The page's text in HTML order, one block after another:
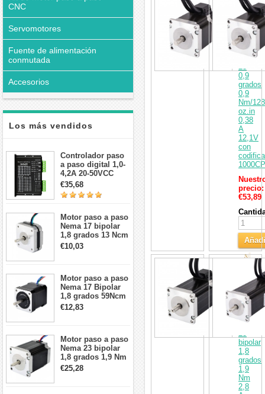
CNC
Servomotores
Fuente de alimentación
conmutada
Accesorios
Los más vendidos
Controlador paso
a paso digital 1,0-
4,2A 20-50VCC
para motor paso a
paso Nema 17, 23,
24
€35,68
Motor paso a paso
Nema 17 bipolar
1,8 grados 13 Ncm
1A 3,5 V
42x42x20mm 4
€10,03
Motor paso a paso
Nema 17 Bipolar
1,8 grados 59Ncm
2A 42x48mm 4
cables compatible
€12,83
Motor paso a paso
Nema 23 bipolar
1,8 grados 1,9 Nm
2,8 A 3,2 V
57x57x76mm 4
€25,28
paso
a
paso
de
bucle
cerrado
Nema
23
0,9
grados
0,9
Nm/128
oz.in
0,38
A
12,1V
con
precio:
€53,89
al
Motor
paso
paso
de
bucle
cerrado
Nema
23
bipolar
1,8
grados
1,9
Nm
2,8